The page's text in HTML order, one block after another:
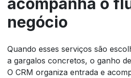
negócio
Quando esses serviços são
a gargalos concretos, o ganho
O CRM organiza entrada e